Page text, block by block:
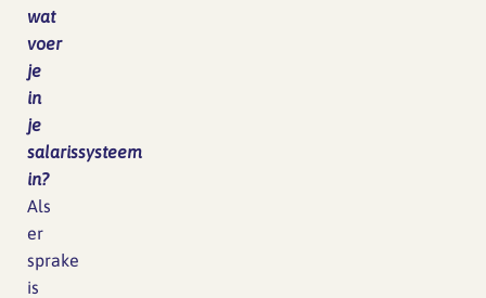
wat
voer
je
in
je
salarissysteem
in?
Als
er
sprake
is